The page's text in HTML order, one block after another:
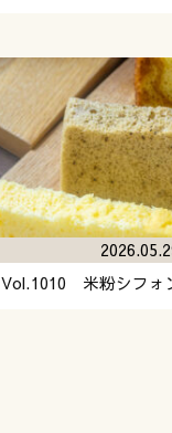
Vol.1010 米粉シフォ